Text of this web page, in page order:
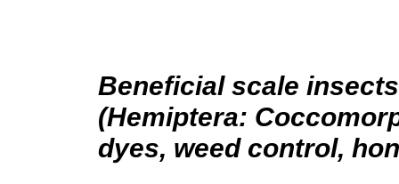
Beneficial scale insects
(Hemiptera:
dyes, weed control,